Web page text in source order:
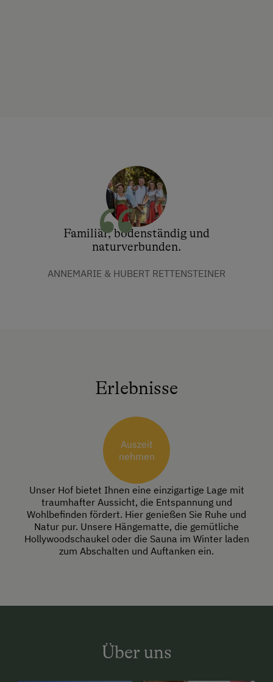
Familiär, bodenständig und
naturverbunden.
ANNEMARIE & HUBERT RETTENSTEINER
Erlebnisse
Auszeit
nehmen
Unser Hof bietet Ihnen eine einzigartige Lage mit
traumhafter Aussicht, die Entspannung und
Wohlbefinden fördert. Hier genießen Sie Ruhe und
Natur pur. Unsere Hängematte, die gemütliche
Hollywoodschaukel oder die Sauna im Winter laden
zum Abschalten und Auftanken ein.
Über uns